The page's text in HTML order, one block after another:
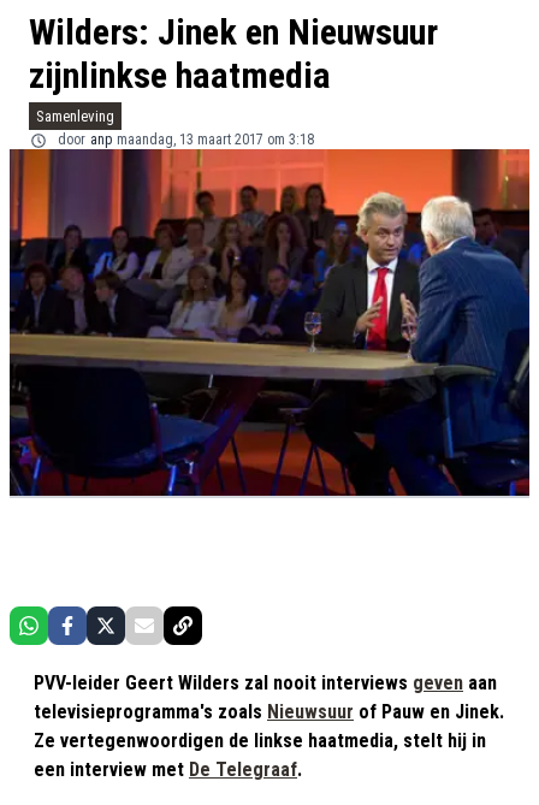
Wilders: Jinek en Nieuwsuur
zijnlinkse haatmedia
Samenleving
door anp maandag, 13 maart 2017 om 3:18
PVV-leider Geert Wilders zal nooit interviews geven aan
televisieprogramma's zoals Nieuwsuur of Pauw en Jinek.
Ze vertegenwoordigen de linkse haatmedia, stelt hij in
een interview met De Telegraaf.